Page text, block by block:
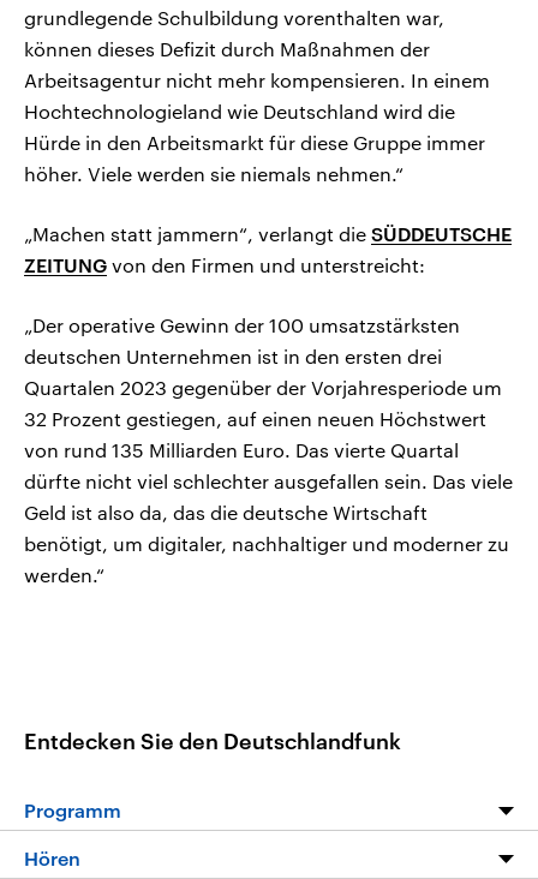
grundlegende Schulbildung vorenthalten war,
können dieses Defizit durch Maßnahmen der
Arbeitsagentur nicht mehr kompensieren. In einem
Hochtechnologieland wie Deutschland wird die
Hürde in den Arbeitsmarkt für diese Gruppe immer
höher. Viele werden sie niemals nehmen.“
„Machen statt jammern“, verlangt die SÜDDEUTSCHE
ZEITUNG von den Firmen und unterstreicht:
„Der operative Gewinn der 100 umsatzstärksten
deutschen Unternehmen ist in den ersten drei
Quartalen 2023 gegenüber der Vorjahresperiode um
32 Prozent gestiegen, auf einen neuen Höchstwert
von rund 135 Milliarden Euro. Das vierte Quartal
dürfte nicht viel schlechter ausgefallen sein. Das viele
Geld ist also da, das die deutsche Wirtschaft
benötigt, um digitaler, nachhaltiger und moderner zu
werden.“
Entdecken Sie den Deutschlandfunk
Programm
Programm
Hören